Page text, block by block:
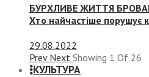
БУРХЛИВЕ ЖИТТЯ
Хто найчастіше порушує
29.08.2022
Prev Next Showing 1 Of 26
КУЛЬТУРА